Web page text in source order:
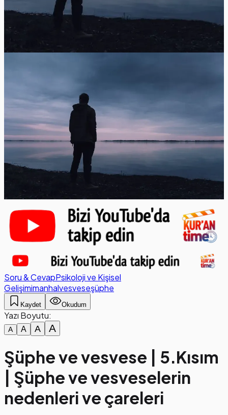
Soru & CevapPsikoloji ve Kişisel
Gelişimimanhalvesveseşüphe
Kaydet Okudum
Yazı Boyutu:
A A A A
Şüphe ve vesvese | 5.Kısım
| Şüphe ve vesveselerin
nedenleri ve çareleri